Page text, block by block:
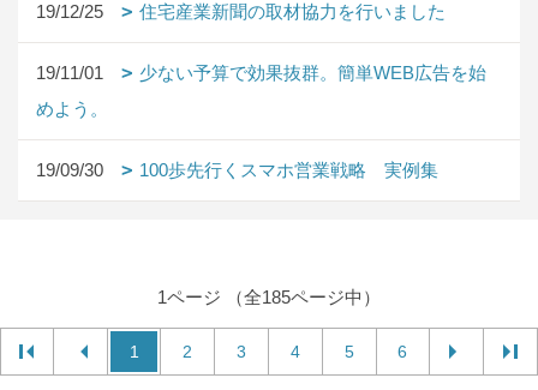
19/12/25 住宅産業新聞の取材協力を行いました
19/11/01
少ない予算で効果抜群。簡単WEB広告を始
めよう。
19/09/30 100歩先行くスマホ営業戦略 実例集
1ページ （全185ページ中）
1 2 3 4 5 6